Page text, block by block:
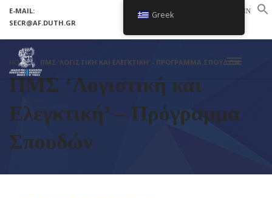
E-MAIL:
SECR@AF.DUTH.GR
LOGIN
HOME ΠΜΣ ‘ΛΟΓΙΣΤΙΚΉ ΚΑΙ ΕΛΕΓΚΤΙΚΉ’ - ΠΡΌΓΡΑΜΜΑ ΣΠΟΥΔΏΝ
ΠΜΣ ‘Λογιστική και
Ελεγκτική’ – Πρόγραμμα
Σπουδών
Greek